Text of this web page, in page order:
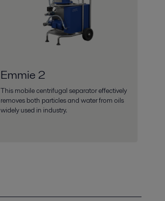
Emmie 2
This mobile centrifugal separator effectively
removes both particles and water from oils
widely used in industry.